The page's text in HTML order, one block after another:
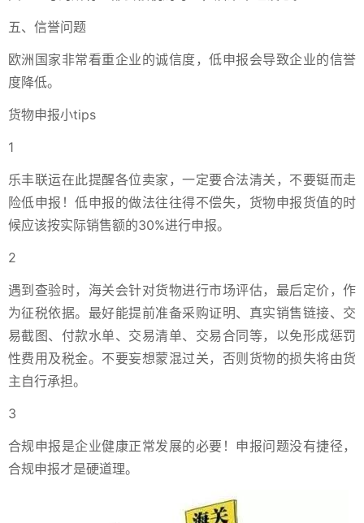
五、信誉问题
欧洲国家非常看重企业的诚信度，低申报会导致企业的信誉
度降低。
货物申报小tips
1
乐丰联运在此提醒各位卖家，一定要合法清关，不要铤而走
险低申报！低申报的做法往往得不偿失，货物申报货值的时
候应该按实际销售额的30%进行申报。
2
遇到查验时，海关会针对货物进行市场评估，最后定价，作
为征税依据。最好能提前准备采购证明、真实销售链接、交
易截图、付款水单、交易清单、交易合同等，以免形成惩罚
性费用及税金。不要妄想蒙混过关，否则货物的损失将由货
主自行承担。
3
合规申报是企业健康正常发展的必要！申报问题没有捷径，
合规申报才是硬道理。